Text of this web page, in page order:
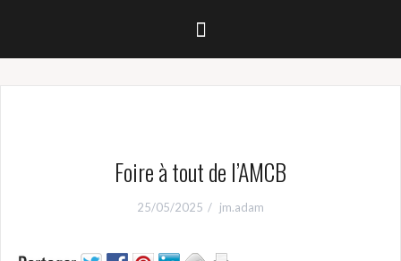
Foire à tout de l’AMCB
25/05/2025 jm.adam